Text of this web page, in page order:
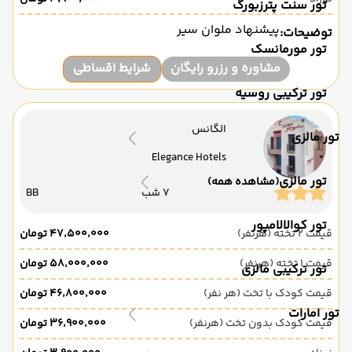
تور سنت پترزبورگ
تور مورمانسک
تور ترکیبی روسیه
تور مالزی
تور مالزی(مشاهده همه)
تور کوالالامپور
تور ترکیبی مالزی
تور امارات
توضیحات:پیشنهاد ملوان سیر
مشاوره و رزرو رایگان
شرایط اقساطی
الگانس
Elegance Hotels
7 شب BB
قیمت 2 تخته (هرنفر)
۴۷٬۵۰۰٬۰۰۰ تومان
قیمت 1 تخته (هرنفر)
۵۸٬۰۰۰٬۰۰۰ تومان
قیمت کودک با تخت (هر نفر)
۴۶٬۸۰۰٬۰۰۰ تومان
قیمت کودک بدون تخت (هرنفر)
۳۶٬۹۰۰٬۰۰۰ تومان